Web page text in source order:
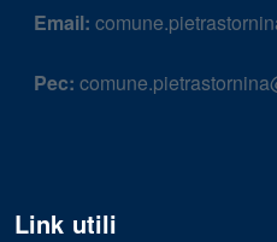
Email:
Pec:
Link utili